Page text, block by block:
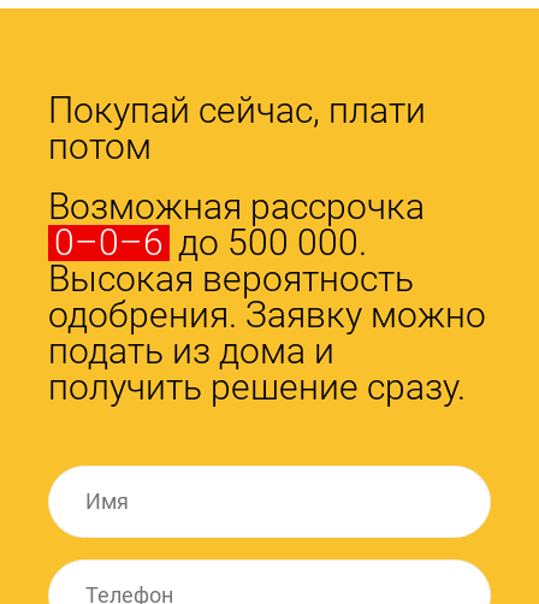
Покупай сейчас, плати
потом
Возможная рассрочка
0–0–6 до 500 000.
Высокая вероятность
одобрения. Заявку можно
подать из дома и
получить решение сразу.